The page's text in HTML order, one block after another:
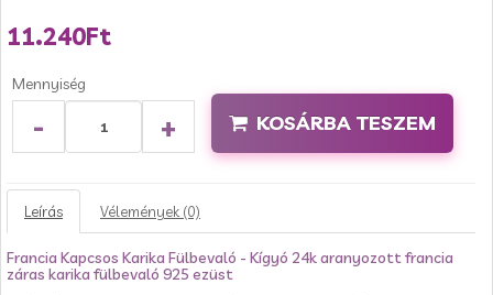
11.240Ft
Mennyiség
- + KOSÁRBA TESZEM
Leírás Vélemények (0)
Francia Kapcsos Karika Fülbevaló - Kígyó 24k aranyozott francia
záras karika fülbevaló 925 ezüst